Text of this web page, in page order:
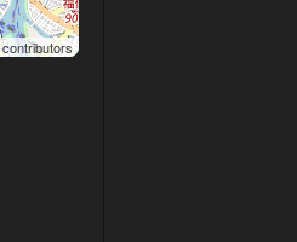
contributors